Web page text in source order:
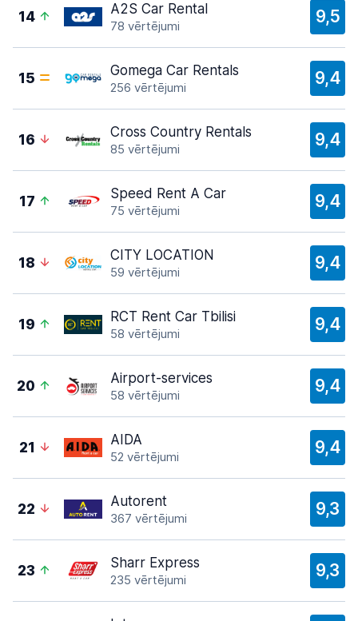
14 A2S Car Rental
78 vērtējumi 9,5
15 Gomega Car Rentals
256 vērtējumi 9,4
16 Cross Country Rentals
85 vērtējumi 9,4
17 Speed Rent A Car
75 vērtējumi 9,4
18 CITY LOCATION
59 vērtējumi 9,4
19 RCT Rent Car Tbilisi
58 vērtējumi 9,4
20 Airport-services
58 vērtējumi 9,4
21 AIDA
52 vērtējumi 9,4
22 Autorent
367 vērtējumi 9,3
23 Sharr Express
235 vērtējumi 9,3